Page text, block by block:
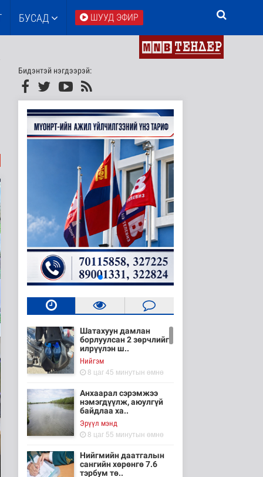
БУСАД ШУУД ЭФИР
Бидэнтэй нэгдээрэй:
Шатахуун дамлан
борлуулсан 2 зөрчлийг
илрүүлэн ш..
Нийгэм
8 цаг 45 минутын өмнө
Анхаарал сэрэмжээ
нэмэгдүүлж, аюулгүй
байдлаа ха..
Эрүүл мэнд
8 цаг 55 минутын өмнө
Нийгмийн даатгалын
сангийн хөрөнгө 7.6
тэрбум тө..